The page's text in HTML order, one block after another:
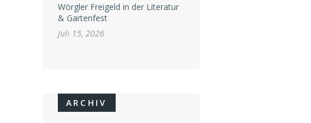
Wörgler Freigeld in der Literatur
& Gartenfest
Juli 15, 2026
ARCHIV